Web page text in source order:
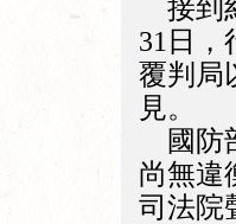
接到
31日，
覆判局
見。
國防
尚無違
司法院